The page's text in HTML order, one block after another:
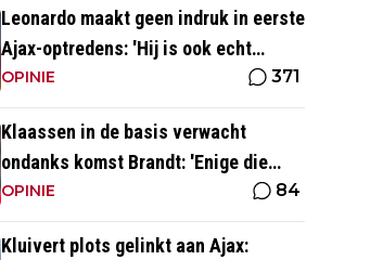
Leonardo maakt geen indruk in eerste
Ajax-optredens: 'Hij is ook echt
langzaam'
OPINIE 371
Klaassen in de basis verwacht
ondanks komst Brandt: 'Enige die
daar goed kan spelen'
OPINIE 84
Kluivert plots gelinkt aan Ajax: